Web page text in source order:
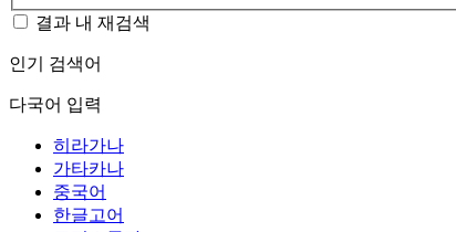
결과 내 재검색
인기 검색어
다국어 입력
히라가나
가타카나
중국어
한글고어